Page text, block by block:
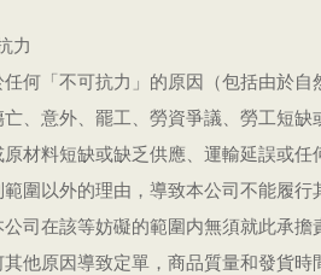
力
何「不可抗力」的原因（包括由於自
、意外、罷工、勞資爭議、勞工短缺
原材料短缺或缺乏供應、運輸延誤或任
圍以外的理由，導致本公司不能履行
司在該等妨礙的範圍内無須就此承擔
他原因導致定單，商品質量和發貨時